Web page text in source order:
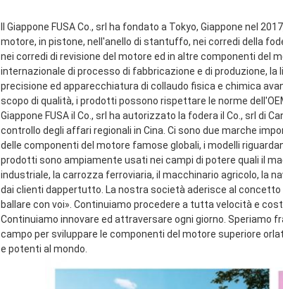
Il Giappone FUSA Co., srl ha fondato a Tokyo, Giappone nel
motore, in pistone, nell'anello di stantuffo, nei corredi della
nei corredi di revisione del motore ed in altre componenti del
internazionale di processo di fabbricazione e di produzione,
precisione ed apparecchiatura di collaudo fisica e chimica
scopo di qualità, i prodotti possono rispettare le norme
Giappone FUSA il Co., srl ha autorizzato la fodera il Co., srl di
controllo degli affari regionali in Cina. Ci sono due marche
delle componenti del motore famose globali, i modelli
prodotti sono ampiamente usati nei campi di potere quali il
industriale, la carrozza ferroviaria, il macchinario agricolo, la
dai clienti dappertutto. La nostra società aderisce al concetto
ballare con voi». Continuiamo procedere a tutta velocità e
Continuiamo innovare ed attraversare ogni giorno. Speriamo
campo per sviluppare le componenti del motore superiore
e potenti al mondo.